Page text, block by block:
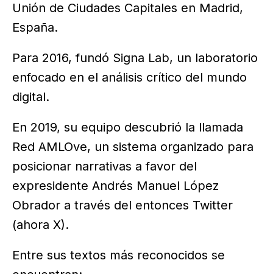
Unión de Ciudades Capitales en Madrid,
España.
Para 2016, fundó Signa Lab, un laboratorio
enfocado en el análisis crítico del mundo
digital.
En 2019, su equipo descubrió la llamada
Red AMLOve, un sistema organizado para
posicionar narrativas a favor del
expresidente Andrés Manuel López
Obrador a través del entonces Twitter
(ahora X).
Entre sus textos más reconocidos se